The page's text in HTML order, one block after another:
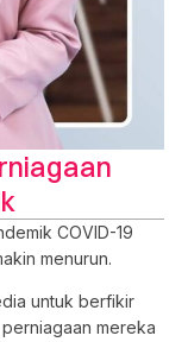
COVID-19
menurun.
untuk berfikir
mereka